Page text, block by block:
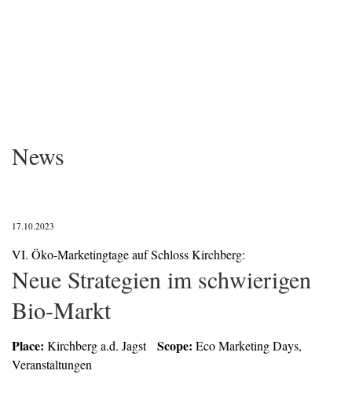
News
17.10.2023
VI. Öko-Marketingtage auf Schloss Kirchberg:
Neue Strategien im schwierigen
Bio-Markt
Place: Kirchberg a.d. Jagst Scope: Eco Marketing Days,
Veranstaltungen